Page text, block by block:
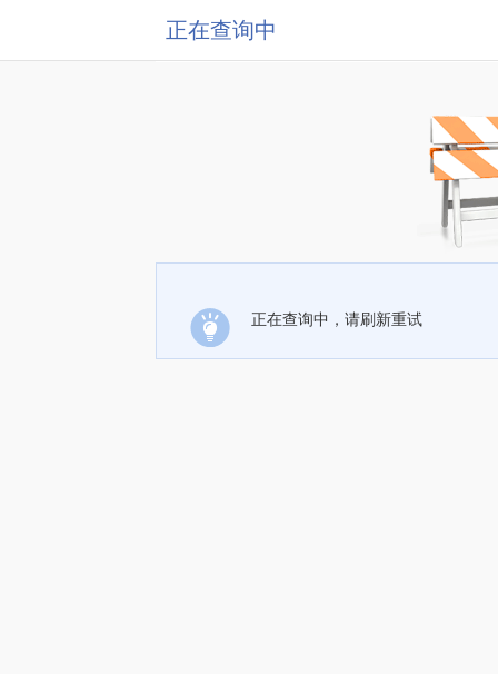
正在查询中
正在查询中，请刷新重试